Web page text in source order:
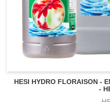
HESI HYDRO FLORAISON -
-